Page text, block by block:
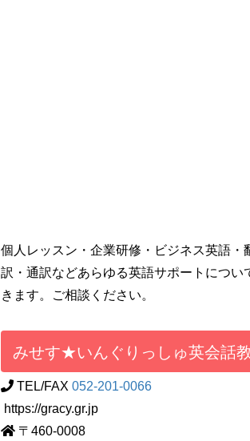
個人レッスン・企業研修・ビジネス英語・
訳・通訳などあらゆる英語サポートについ
きます。ご相談ください。
みせす★いんぐりっしゅ英会話
TEL/FAX 052-201-0066
https://gracy.gr.jp
〒460-0008